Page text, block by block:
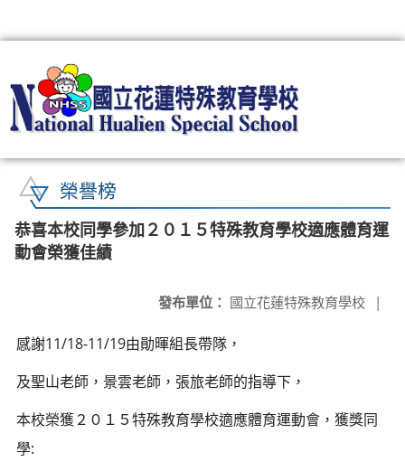
榮譽榜
恭喜本校同學參加２０１５特殊教育學校適應體育運
動會榮獲佳績
發布單位： 國立花蓮特殊教育學校 |
感謝11/18-11/19由勛暉組長帶隊，
及聖山老師，景雲老師，張旅老師的指導下，
本校榮獲２０１５特殊教育學校適應體育運動會，獲獎同
學: